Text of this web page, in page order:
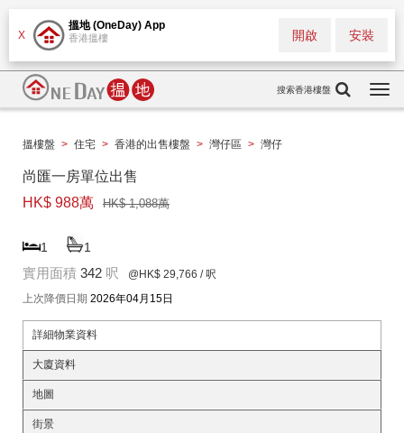
X
搵地 (OneDay) App
香港搵樓 安裝
開啟
搜索香港樓盤
搵樓盤 > 住宅 > 香港的出售樓盤 > 灣仔區 > 灣仔
尚匯一房單位出售
HK$ 988萬
HK$ 1,088萬
1 1
實用面積 342 呎 @HK$ 29,766 / 呎
上次降價日期 2026年04月15日
詳細物業資料
大廈資料
地圖
街景